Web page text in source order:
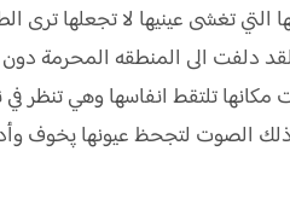
تغشى عينيها لا تجعلها ترى
دلفت الى المنطقه المحرمة
تلتقط انفاسها وهي تنظر
ذلك الصوت لتجحظ عيونها پخوف